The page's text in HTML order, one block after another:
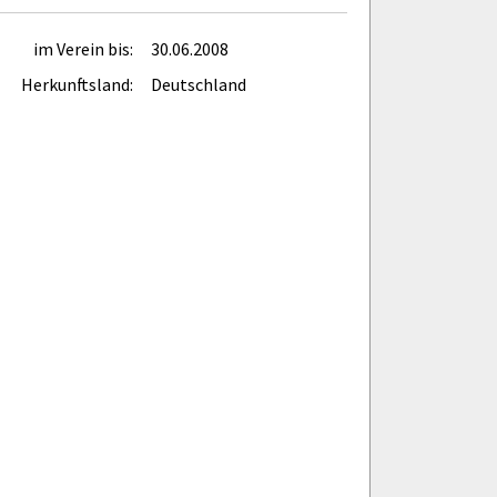
im Verein bis:
30.06.2008
Herkunftsland:
Deutschland